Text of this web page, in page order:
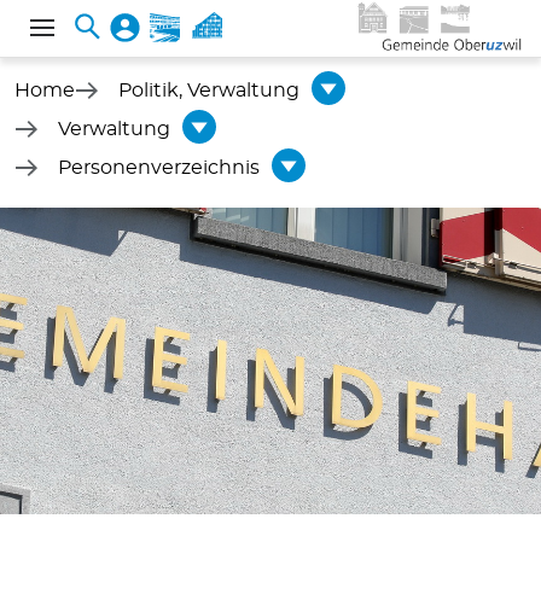
Home
Politik, Verwaltung
Verwaltung
Personenverzeichnis